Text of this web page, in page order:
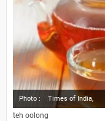
Photo : Times of India,
teh oolong